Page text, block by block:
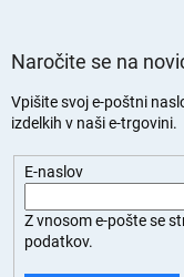
Naročite se na
Vpišite svoj e-poštni
izdelkih v naši e-trgovini.
E-naslov
Z vnosom e-pošte se
podatkov.